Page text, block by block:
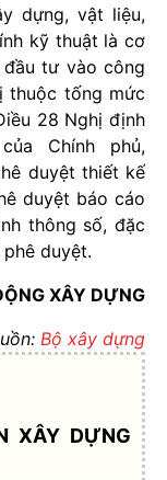
dựng, vật liệu,
kỹ thuật là cơ
tư vào công
thuộc tống mức
28 Nghị định
Chính phủ,
duyệt thiết kế
duyệt báo cáo
thông số, đặc
duyệt.
XÂY DỰNG
Bộ xây dựng
XÂY DỰNG